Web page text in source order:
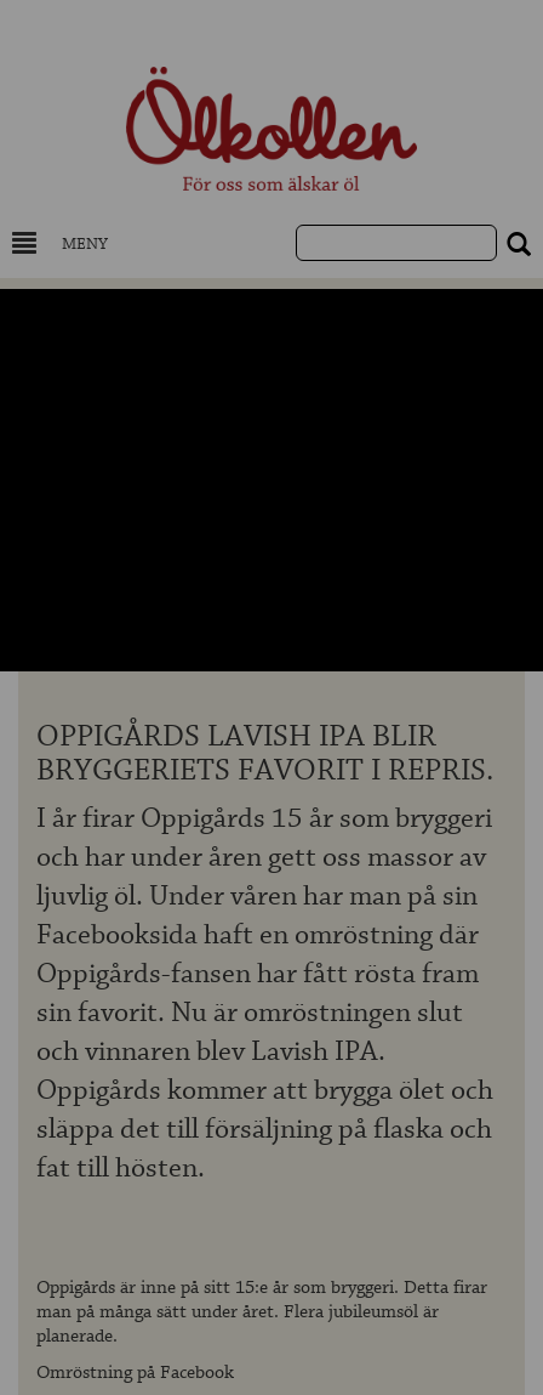
MENY
OPPIGÅRDS LAVISH IPA BLIR
BRYGGERIETS FAVORIT I REPRIS.
I år firar Oppigårds 15 år som bryggeri
och har under åren gett oss massor av
ljuvlig öl. Under våren har man på sin
Facebooksida haft en omröstning där
Oppigårds-fansen har fått rösta fram
sin favorit. Nu är omröstningen slut
och vinnaren blev Lavish IPA.
Oppigårds kommer att brygga ölet och
släppa det till försäljning på flaska och
fat till hösten.
Oppigårds är inne på sitt 15:e år som bryggeri. Detta firar
man på många sätt under året. Flera jubileumsöl är
planerade.
Omröstning på Facebook